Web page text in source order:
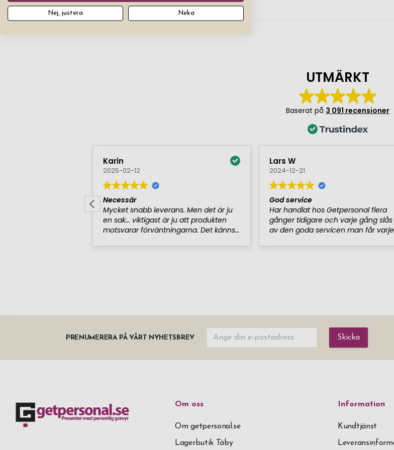
Filter 6produkter
PRENUMERERA PÅ VÅRT NYHETSBREV Skicka
Om oss
Om getpersonal.se
Lagerbutik Täby
Information
Kundtjänst
Nej, justera Neka